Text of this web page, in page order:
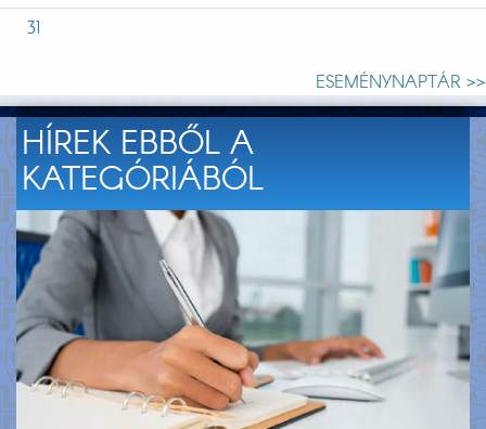
31
ESEMÉNYNAPTÁR >>
HÍREK EBBŐL A
KATEGÓRIÁBÓL